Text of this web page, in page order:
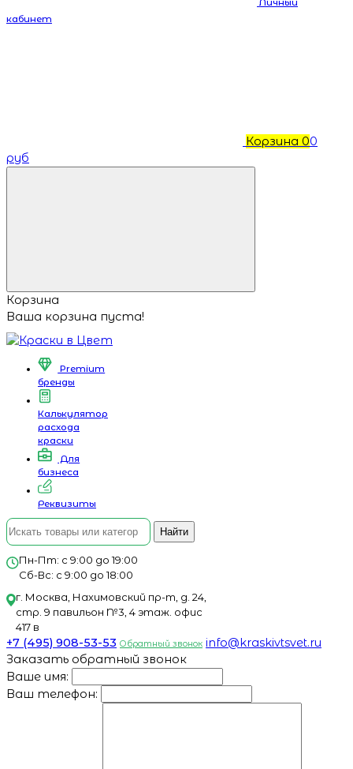
кабинет
Корзина 00
руб
Корзина
Ваша корзина пуста!
Premium
бренды
Калькулятор
расхода
краски
Для
бизнеса
Реквизиты
Найти
Пн-Пт: с 9:00 до 19:00
Сб-Вс: с 9:00 до 18:00
г. Москва, Нахимовский пр-т, д. 24,
стр. 9 павильон №3, 4 этаж. офис
417 в
+7 (495) 908-53-53 Обратный звонок info@kraskivtsvet.ru
Заказать обратный звонок
Ваше имя:
Ваш телефон: